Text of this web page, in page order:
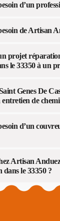
d’un
de Artisan
projet
le 33350 à un
Genes De
entretien de
d’un
Artisan
dans le 33350 ?